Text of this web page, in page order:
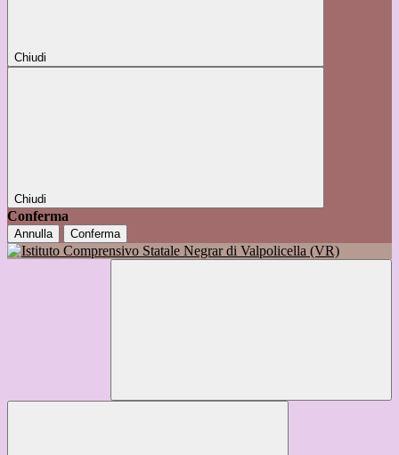
Chiudi
Chiudi
Conferma
Annulla Conferma